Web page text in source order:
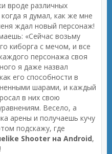
вроде различных
я думал, как же мне
ждал новый персонаж!
«Сейчас возьму
киборга с мечом, и все
персонажа своя
я даже назвал
его способности в
шарами, и каждый
в них свою
Весело, а
арены и получаешь кучу
подскажу, где
Shooter на Android,